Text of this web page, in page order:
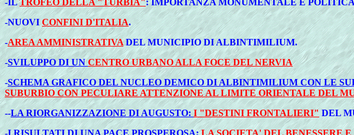
-ILTROFEO DELLA "TURBIA": IMPORTANZA MONUMENTALE E
-NUOVI CONFINI D'ITALIA.
-AREA AMMINISTRATIVADEL MUNICIPIO DI ALBINTIMILIUM.
-SVILUPPO DI UNCENTRO URBANO ALLA FOCE DEL NERVIA
-SCHEMA GRAFICO DEL NUCLEO DEMICO DI ALBINTIMILIUM CON LE
SUBURBIO CON PECULIARE ATTENZIONE AL LIMITE ORIENTALE DEL
--LA RIORGANIZZAZIONE DI AUGUSTO: I "DESTINI FRONTALIERI" DEL
-I RISULTATI DI UNA PACE PROSPEROSA:LA SOCIETA' DEL BENESSERE